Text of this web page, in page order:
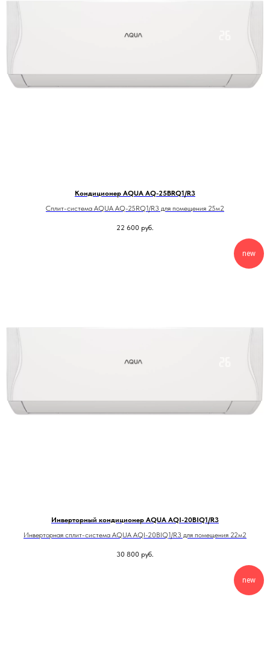
Кондиционер AQUA AQ-25BRQ1/R3
Сплит-система AQUA AQ-25RQ1/R3 для помещения 25м2
22 600 руб.
new
Инверторный кондиционер AQUA AQI-20BIQ1/R3
Инверторная сплит-система AQUA AQI-20BIQ1/R3 для помещения 22м2
30 800 руб.
new